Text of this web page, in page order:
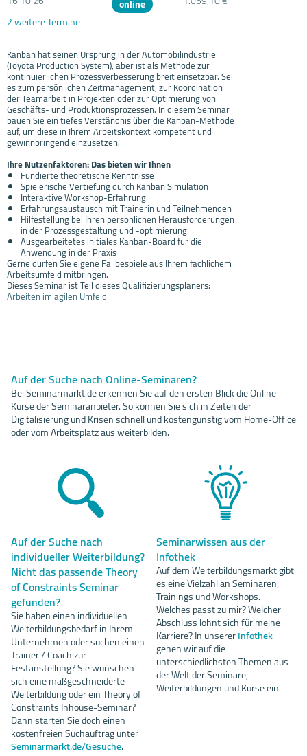
online
2 weitere Termine
Kanban hat seinen Ursprung in der Automobilindustrie
(Toyota Production System), aber ist als Methode zur
kontinuierlichen Prozessverbesserung breit einsetzbar. Sei
es zum persönlichen Zeitmanagement, zur Koordination
der Teamarbeit in Projekten oder zur Optimierung von
Geschäfts- und Produktionsprozessen. In diesem Seminar
bauen Sie ein tiefes Verständnis über die Kanban-Methode
auf, um diese in Ihrem Arbeitskontext kompetent und
gewinnbringend einzusetzen.
Ihre Nutzenfaktoren: Das bieten wir Ihnen
Fundierte theoretische Kenntnisse
Spielerische Vertiefung durch Kanban Simulation
Interaktive Workshop-Erfahrung
Erfahrungsaustausch mit Trainerin und Teilnehmenden
Hilfestellung bei Ihren persönlichen Herausforderungen
in der Prozessgestaltung und -optimierung
Ausgearbeitetes initiales Kanban-Board für die
Anwendung in der Praxis
Gerne dürfen Sie eigene Fallbespiele aus Ihrem fachlichem
Arbeitsumfeld mitbringen.
Dieses Seminar ist Teil dieses Qualifizierungsplaners:
Arbeiten im agilen Umfeld
Auf der Suche nach Online-Seminaren?
Bei Seminarmarkt.de erkennen Sie auf den ersten Blick die Online-
Kurse der Seminaranbieter. So können Sie sich in Zeiten der
Digitalisierung und Krisen schnell und kostengünstig vom Home-Office
oder vom Arbeitsplatz aus weiterbilden.
Auf der Suche nach
individueller Weiterbildung?
Nicht das passende Theory
of Constraints Seminar
gefunden?
Sie haben einen individuellen
Weiterbildungsbedarf in Ihrem
Unternehmen oder suchen einen
Trainer / Coach zur
Festanstellung? Sie wünschen
sich eine maßgeschneiderte
Weiterbildung oder ein Theory of
Constraints Inhouse-Seminar?
Dann starten Sie doch einen
kostenfreien Suchauftrag unter
Seminarmarkt.de/Gesuche.
Seminarwissen aus der
Infothek
Auf dem Weiterbildungsmarkt gibt
es eine Vielzahl an Seminaren,
Trainings und Workshops.
Welches passt zu mir? Welcher
Abschluss lohnt sich für meine
Karriere? In unsererInfothek
gehen wir auf die
unterschiedlichsten Themen aus
der Welt der Seminare,
Weiterbildungen und Kurse ein.